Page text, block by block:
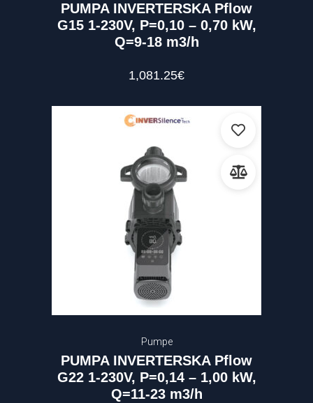
PUMPA INVERTERSKA Pflow
G15 1-230V, P=0,10 – 0,70 kW,
Q=9-18 m3/h
1,081.25€
Pumpe
PUMPA INVERTERSKA Pflow
G22 1-230V, P=0,14 – 1,00 kW,
Q=11-23 m3/h